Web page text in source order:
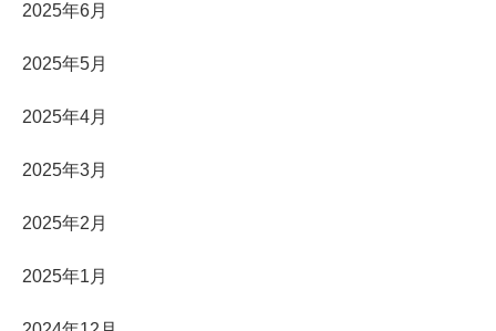
2025年6月
2025年5月
2025年4月
2025年3月
2025年2月
2025年1月